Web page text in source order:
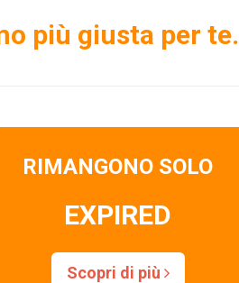
più giusta per te.
RIMANGONO SOLO
EXPIRED
Scopri di più